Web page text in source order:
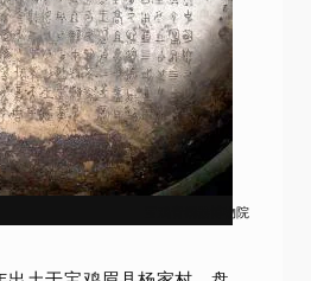
宝鸡青铜器博物院